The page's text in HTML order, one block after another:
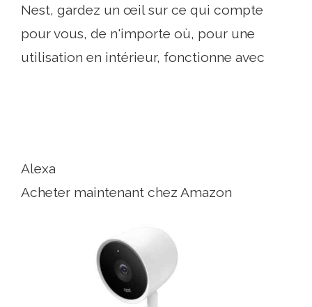
Nest, gardez un œil sur ce qui compte
pour vous, de n'importe où, pour une
utilisation en intérieur, fonctionne avec
Alexa
Acheter maintenant chez Amazon